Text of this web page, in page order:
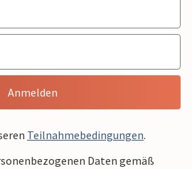
Anmelden
Teilnahmebedingungen.
Daten gemäß